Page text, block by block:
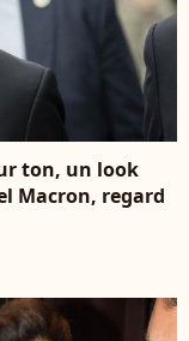
ton, un look
Macron, regard